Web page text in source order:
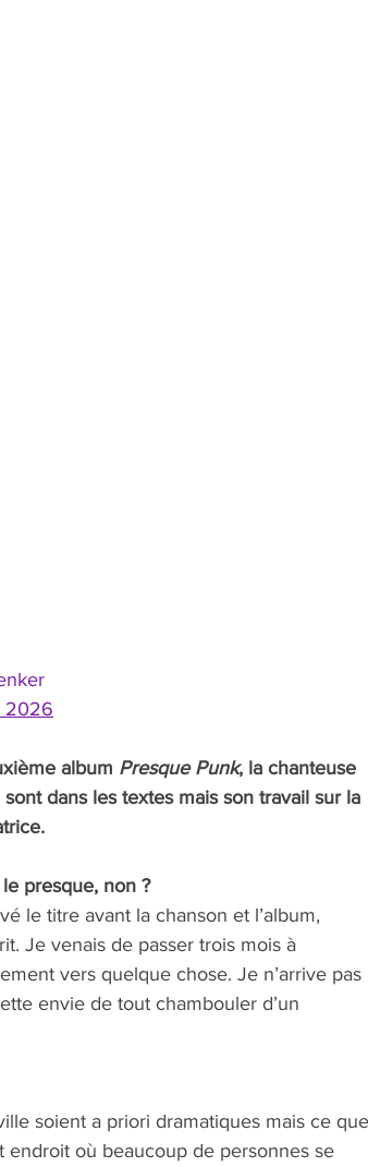
2026
album Presque Punk, la chanteuse
dans les textes mais son travail sur la
presque, non ?
le titre avant la chanson et l’album,
Je venais de passer trois mois à
vers quelque chose. Je n’arrive pas
envie de tout chambouler d’un
soient a priori dramatiques mais ce que
endroit où beaucoup de personnes se